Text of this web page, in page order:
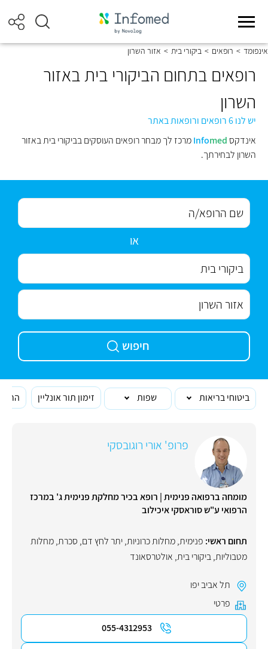
אינפומד > רופאים > ביקורי בית > אזור השרון
רופאים בתחום הביקורי בית באזור
השרון
יש לנו 6 רופאים ורופאות באתר
אינדקס
Infomed
מרכז לך מבחר רופאים העוסקים בביקורי בית באזור
השרון לבחירתך.
או
חיפוש
ביטוחי בריאות שפות זימון תור אונליין
פרופ' אורי רוגובסקי
מומחה ברפואה פנימית | רופא בכיר מחלקת פנימית ג' במרכז
הרפואי ע"ש סוראסקי איכילוב
תחום ראשי: פנימית,מחלות כרוניות,יתר לחץ דם, סכרת,מחלות
מטבוליות,ביקורי בית, אולטרסאונד
תל אביב יפו
פרטי
055-4312953